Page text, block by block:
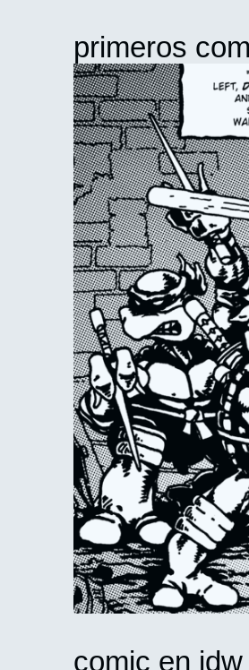
primeros
comic en idw